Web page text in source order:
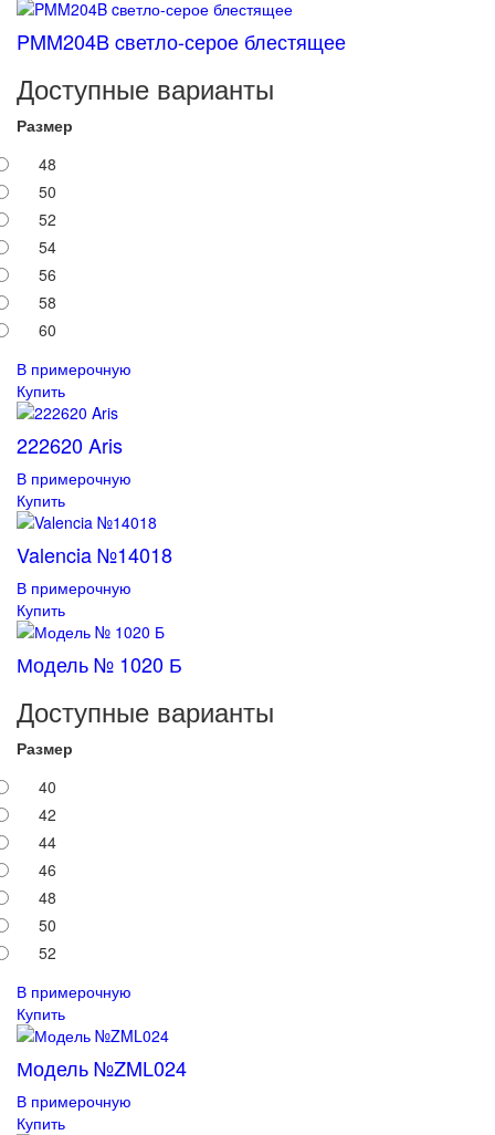
PMM204B cветло-серое блестящее
Доступные варианты
Размер
48
50
52
54
56
58
60
В примерочную
Купить
222620 Aris
В примерочную
Купить
Valencia №14018
В примерочную
Купить
Модель № 1020 Б
Доступные варианты
Размер
40
42
44
46
48
50
52
В примерочную
Купить
Модель №ZML024
В примерочную
Купить